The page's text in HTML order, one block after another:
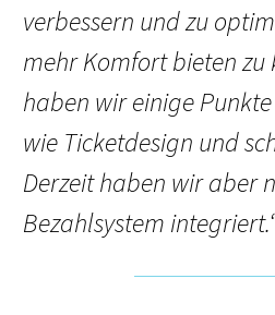
verbessern und zu
mehr Komfort bieten zu
haben wir einige
wie Ticketdesign und
Derzeit haben wir aber
Bezahlsystem